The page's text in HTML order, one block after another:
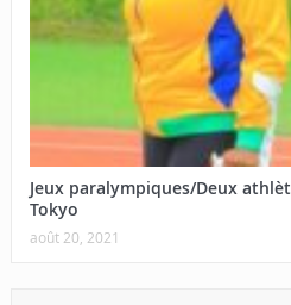
Jeux paralympiques/Deux
Tokyo
août 20, 2021